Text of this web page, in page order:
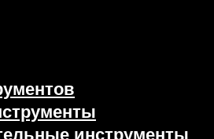
инструменты